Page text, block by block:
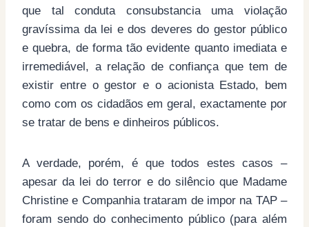
que tal conduta consubstancia uma violação
gravíssima da lei e dos deveres do gestor público
e quebra, de forma tão evidente quanto imediata e
irremediável, a relação de confiança que tem de
existir entre o gestor e o acionista Estado, bem
como com os cidadãos em geral, exactamente por
se tratar de bens e dinheiros públicos.
A verdade, porém, é que todos estes casos –
apesar da lei do terror e do silêncio que Madame
Christine e Companhia trataram de impor na TAP –
foram sendo do conhecimento público (para além